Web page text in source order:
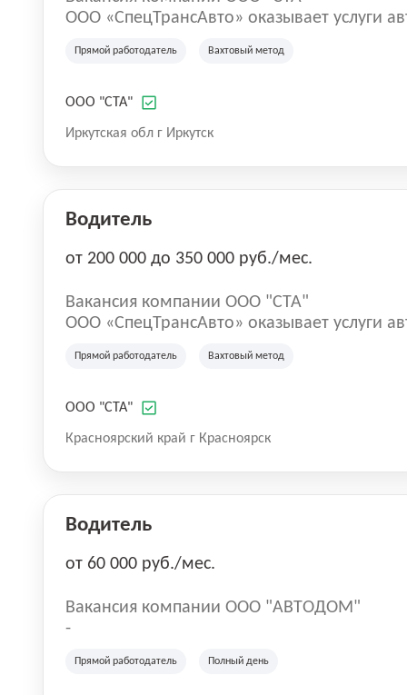
ООО «СпецТрансАвто» оказывает услуги
услуг специализированного
иных производственных проектах.
технической эксплуатационной базой,
организации эффективной работы
производственных задач Заказчиков.
Прямой работодатель Вахтовый метод
ООО "СТА"
Иркутская обл г Иркутск
Водитель
от 200 000 до 350 000 руб./мес.
Вакансия компании ООО "СТА"
ООО «СпецТрансАвто» оказывает услуги
услуг специализированного
иных производственных проектах.
технической эксплуатационной базой,
организации эффективной работы
производственных задач Заказчиков.
Прямой работодатель Вахтовый метод
ООО "СТА"
Красноярский край г Красноярск
Водитель
от 60 000 руб./мес.
Вакансия компании ООО "АВТОДОМ"
-
Прямой работодатель Полный день